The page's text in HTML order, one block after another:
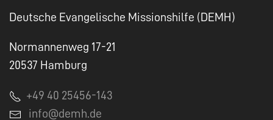
Deutsche Evangelische Missionshilfe (DEMH)
Normannenweg 17-21
20537 Hamburg
+49 40 25456-143
info@demh.de